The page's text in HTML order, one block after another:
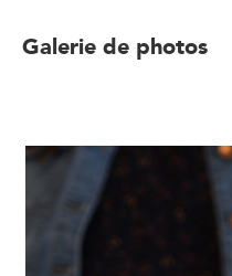
Galerie de photos